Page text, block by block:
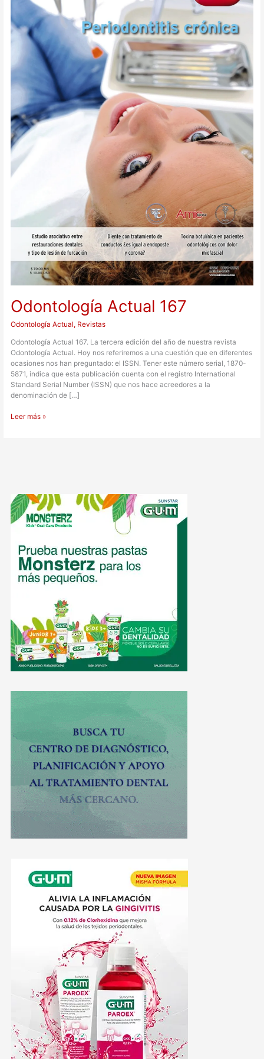
Odontología Actual 167
Odontología Actual, Revistas
Odontología Actual 167. La tercera edición del año de nuestra revista
Odontología Actual. Hoy nos referiremos a una cuestión que en diferentes
ocasiones nos han preguntado: el ISSN. Tener este número serial, 1870-
5871, indica que esta publicación cuenta con el registro International
Standard Serial Number (ISSN) que nos hace acreedores a la
denominación de […]
Leer más »